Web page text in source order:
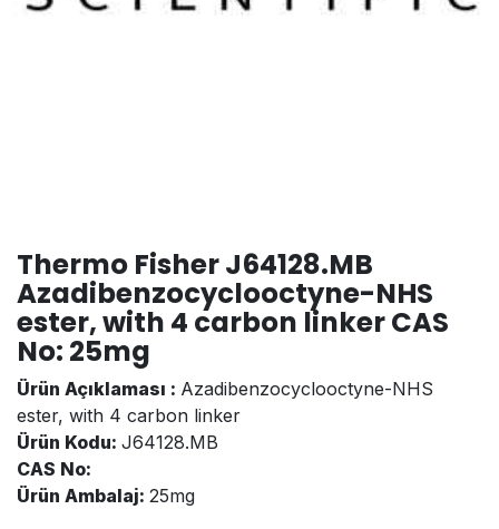
Thermo Fisher J64128.MB
Azadibenzocyclooctyne-NHS
ester, with 4 carbon linker CAS
No: 25mg
Ürün Açıklaması : Azadibenzocyclooctyne-NHS
ester, with 4 carbon linker
Ürün Kodu: J64128.MB
CAS No:
Ürün Ambalaj: 25mg